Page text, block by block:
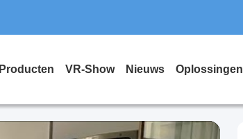
Producten VR-Show Nieuws Oplossingen